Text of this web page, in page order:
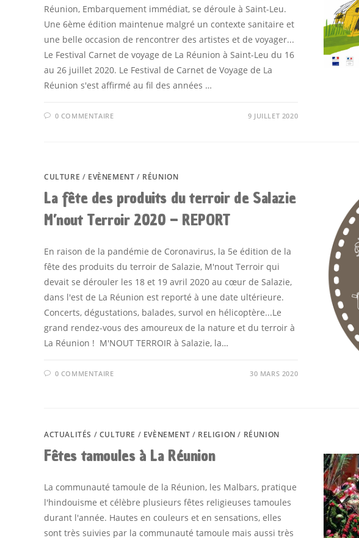
Réunion, Embarquement immédiat, se déroule à Saint-Leu.
Une 6ème édition maintenue malgré un contexte sanitaire et
une belle occasion de rencontrer des artistes et de voyager...
Le Festival Carnet de voyage de La Réunion à Saint-Leu du 16
au 26 juillet 2020. Le Festival de Carnet de Voyage de La
Réunion s'est affirmé au fil des années …
0 COMMENTAIRE 9 JUILLET 2020
CULTURE / EVÈNEMENT / RÉUNION
La fête des produits du terroir de Salazie
M’nout Terroir 2020 – REPORT
En raison de la pandémie de Coronavirus, la 5e édition de la
fête des produits du terroir de Salazie, M'nout Terroir qui
devait se dérouler les 18 et 19 avril 2020 au cœur de Salazie,
dans l'est de La Réunion est reporté à une date ultérieure.
Concerts, dégustations, balades, survol en hélicoptère...Le
grand rendez-vous des amoureux de la nature et du terroir à
La Réunion ! M'NOUT TERROIR à Salazie, la…
0 COMMENTAIRE 30 MARS 2020
ACTUALITÉS / CULTURE / EVÈNEMENT / RELIGION / RÉUNION
Fêtes tamoules à La Réunion
La communauté tamoule de la Réunion, les Malbars, pratique
l'hindouisme et célèbre plusieurs fêtes religieuses tamoules
durant l'année. Hautes en couleurs et en sensations, elles
sont très suivies par la communauté tamoule mais aussi très